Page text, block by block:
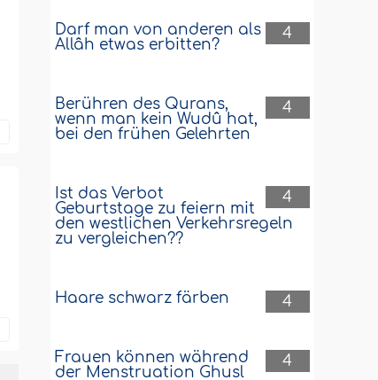
4
Darf man von anderen als
Allâh etwas erbitten?
4
Berühren des Qurans,
wenn man kein Wudû hat,
bei den frühen Gelehrten
4
Ist das Verbot
Geburtstage zu feiern mit
den westlichen Verkehrsregeln
zu vergleichen??
4
Haare schwarz färben
4
Frauen können während
der Menstruation Ghusl